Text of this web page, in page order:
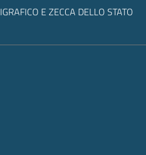
E ZECCA DELLO STATO